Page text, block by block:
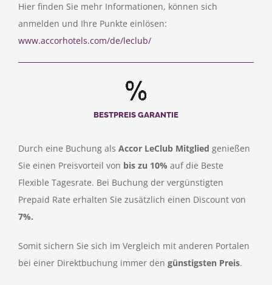
Hier finden Sie mehr Informationen, können sich
anmelden und Ihre Punkte einlösen:
www.accorhotels.com/de/leclub/
BESTPREIS GARANTIE
Durch eine Buchung als Accor LeClub Mitglied genießen
Sie einen Preisvorteil von bis zu 10% auf die Beste
Flexible Tagesrate. Bei Buchung der vergünstigten
Prepaid Rate erhalten Sie zusätzlich einen Discount von
7%.
Somit sichern Sie sich im Vergleich mit anderen Portalen
bei einer Direktbuchung immer den günstigsten Preis.